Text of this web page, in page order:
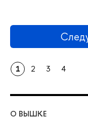
1 2 3 4
О ВЫШКЕ